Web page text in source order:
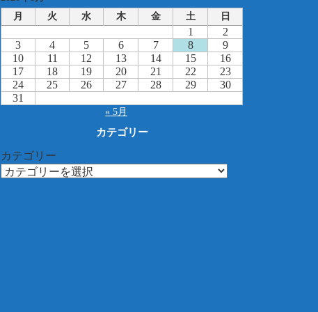
月
火 水 木 金 土 日
1
2
3
4 5 6 7 8
9
10
11 12 13 14 15
16
17
18 19 20 21 22
23
24
25 26 27 28 29
30
31
« 5月
カテゴリー
カテゴリー